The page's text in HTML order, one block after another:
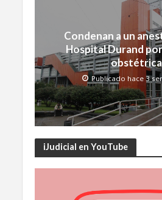
Condenan a un
Hospital Durand
obstétrica
Publicado hace 3
iJudicial en YouTube